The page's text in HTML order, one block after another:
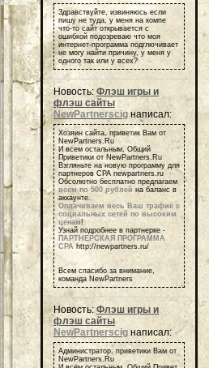
Здравствуйте, извиняюсь если
пишу не туда, у меня на компе
что-то сайт открывается с
ошибкой подозреваю что моя
интернет-программа подглючивает
не могу найти причину, у меня у
одного так или у всех?
Новость: Флэш игры и
флэш сайты
NewPartnerscig написал:
Хозяин сайта, приветик Вам от
NewPartners.Ru
И всем остальным, Общий
Приветики от NewPartners.Ru
Взгляньте на новую программу для
партнеров СРА newpartners.ru
Обсолютно бесплатно предлагаем
всем по 500 рублей на баланс в
аккаунте.
Оплачиваем весь Ваш трафик с
социальных сетей по высоким
ценам!
Узнай подробнее в партнерке -
ПАРТНЕРСКАЯ ПРОГРАММА
СРА http://newpartners.ru/
Всем спасибо за внимание,
команда NewPartners
Новость: Флэш игры и
флэш сайты
NewPartnerscig написал:
Администратор, приветики Вам от
NewPartners.Ru